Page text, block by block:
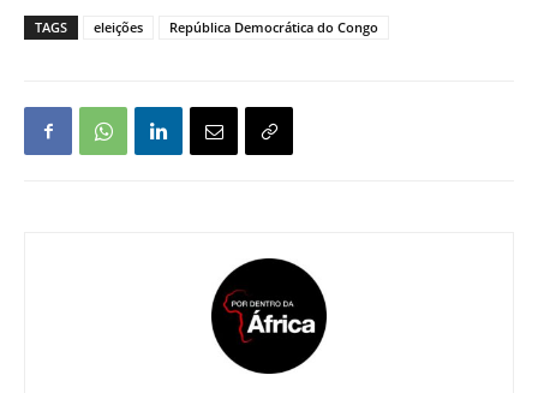
TAGS eleições República Democrática do Congo